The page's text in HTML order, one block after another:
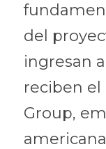
del
ingresan
reciben el
Group,